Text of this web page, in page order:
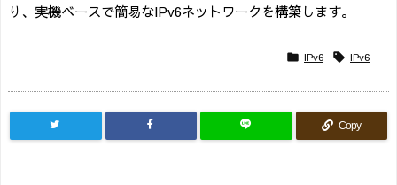
り、実機ベースで簡易なIPv6ネットワークを構築します。
 IPv6  IPv6
Copy